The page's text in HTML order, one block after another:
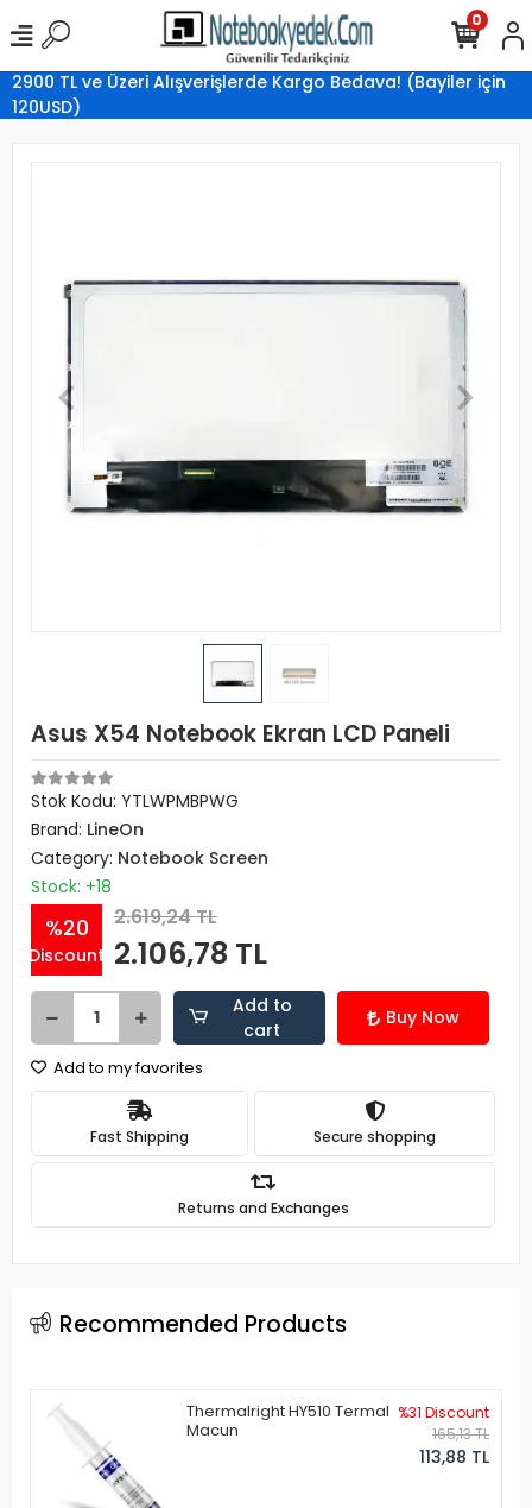
2900 TL ve Üzeri Alışverişlerde Kargo Bedava! (Bayiler için
120USD)
0
Asus X54 Notebook Ekran LCD Paneli
Stok Kodu: YTLWPMBPWG
Brand: LineOn
Category: Notebook Screen
Stock: +18
%20
Discount
2.619,24 TL
2.106,78 TL
Add to
cart
Buy Now
Add to my favorites
Fast Shipping Secure shopping
Returns and Exchanges
Recommended Products
Thermalright HY510 Termal
Macun
%31 Discount
165,13 TL
113,88 TL